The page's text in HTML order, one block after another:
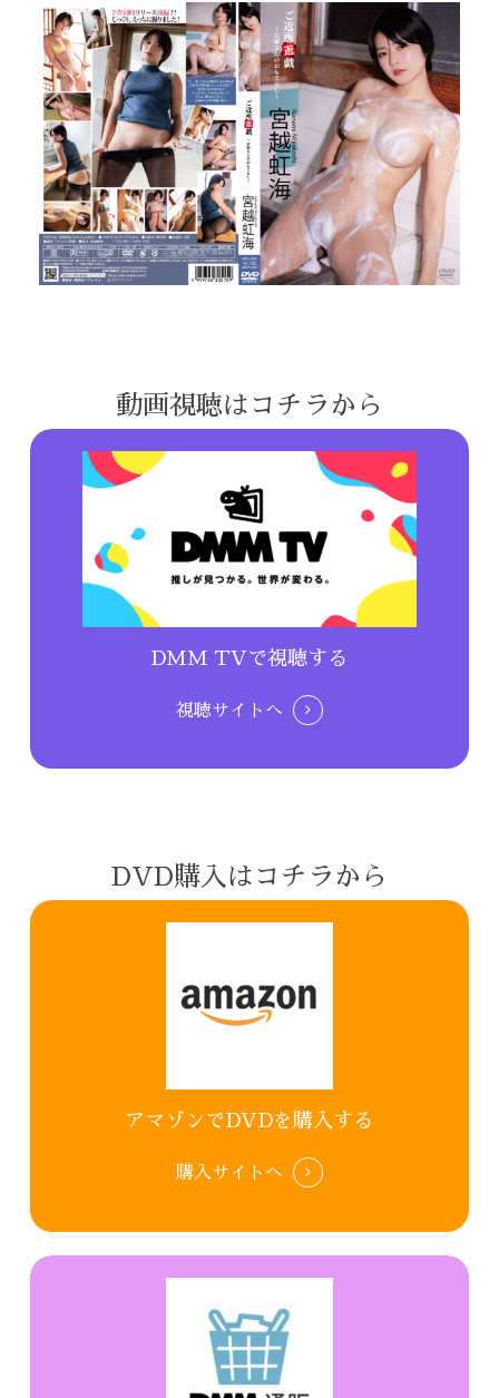
動画視聴はコチラから
DMM TVで視聴する
視聴サイトへ
DVD購入はコチラから
アマゾンでDVDを購入する
購入サイトへ